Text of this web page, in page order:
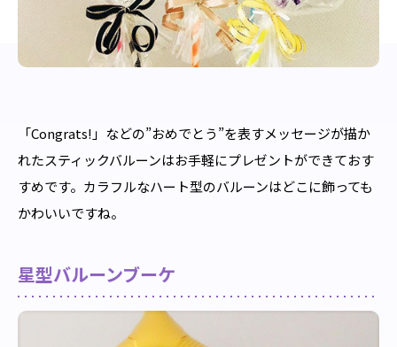
「Congrats!」などの”おめでとう”を表すメッセージが描か
れたスティックバルーンはお手軽にプレゼントができておす
すめです。カラフルなハート型のバルーンはどこに飾っても
かわいいですね。
星型バルーンブーケ